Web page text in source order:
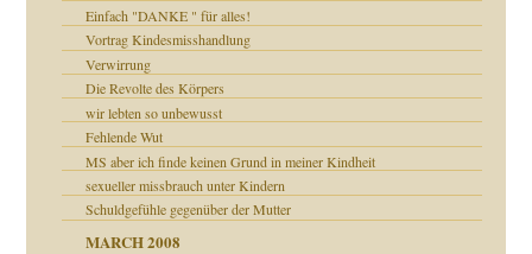
Einfach "DANKE " für alles!
Vortrag Kindesmisshandlung
Verwirrung
Die Revolte des Körpers
wir lebten so unbewusst
Fehlende Wut
MS aber ich finde keinen Grund in meiner Kindheit
sexueller missbrauch unter Kindern
Schuldgefühle gegenüber der Mutter
MARCH 2008